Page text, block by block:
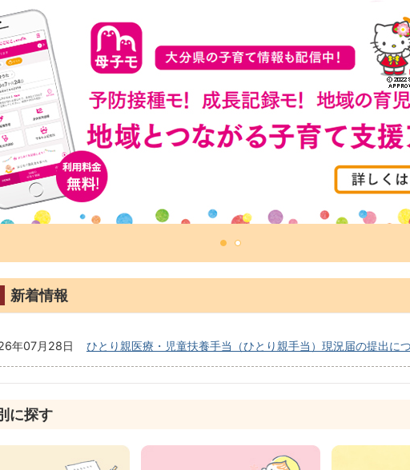
新着情報
年07月28日 ひとり親医療・児童扶養手当（ひとり親手当）現況届の提出に
に探す